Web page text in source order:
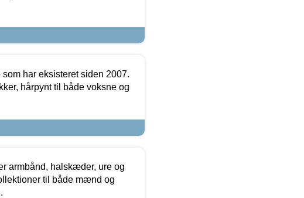
har eksisteret siden 2007.
hårpynt til både voksne og
armbånd, halskæder, ure og
til både mænd og